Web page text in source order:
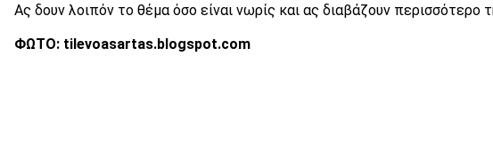
Ας δουν λοιπόν το θέμα όσο είναι νωρίς και ας διαβάζουν περισσότερο
ΦΩΤΟ: tilevoasartas.blogspot.com